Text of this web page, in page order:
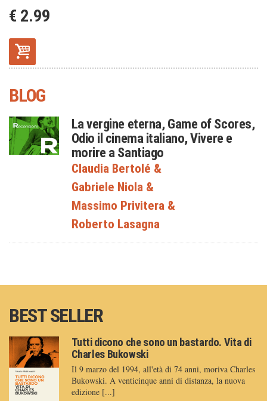
€ 2.99
BLOG
La vergine eterna, Game of Scores,
Odio il cinema italiano, Vivere e
morire a Santiago
Claudia Bertolé &
Gabriele Niola&
Massimo Privitera&
Roberto Lasagna
BEST SELLER
Tutti dicono che sono un bastardo. Vita di
Charles Bukowski
Il 9 marzo del 1994, all'età di 74 anni, moriva Charles
Bukowski. A venticinque anni di distanza, la nuova
edizione [...]